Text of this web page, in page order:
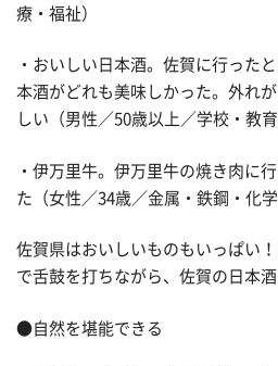
療・福祉）
・おいしい日本酒。佐賀に行った
本酒がどれも美味しかった。外れ
しい（男性／50歳以上／学校・教育
・伊万里牛。伊万里牛の焼き肉に
た（女性／34歳／金属・鉄鋼・化学
佐賀県はおいしいものもいっぱい
で舌鼓を打ちながら、佐賀の日本
●自然を堪能できる